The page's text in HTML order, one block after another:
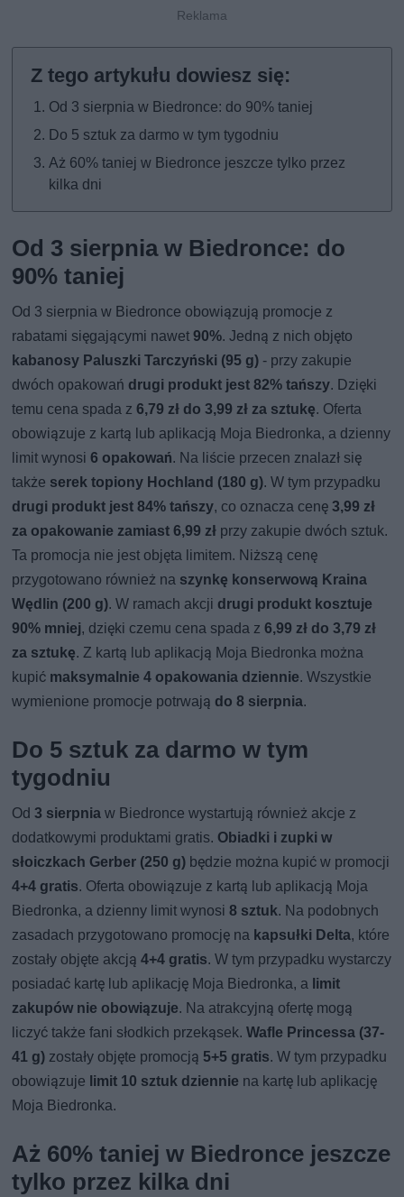
Od 3 sierpnia w Biedronce: do 90% taniej
Do 5 sztuk za darmo w tym tygodniu
Aż 60% taniej w Biedronce jeszcze tylko przez
kilka dni
Od 3 sierpnia w Biedronce: do
90% taniej
Od 3 sierpnia w Biedronce obowiązują promocje z
rabatami sięgającymi nawet90%. Jedną z nich objęto
kabanosy Paluszki Tarczyński (95 g) - przy zakupie
dwóch opakowań drugi produkt jest 82% tańszy. Dzięki
temu cena spada z6,79 zł do 3,99 zł za sztukę. Oferta
obowiązuje z kartą lub aplikacją Moja Biedronka, a dzienny
limit wynosi6 opakowań. Na liście przecen znalazł się
także serek topiony Hochland (180 g). W tym przypadku
drugi produkt jest 84% tańszy, co oznacza cenę3,99 zł
za opakowanie zamiast 6,99 zł przy zakupie dwóch sztuk.
Ta promocja nie jest objęta limitem. Niższą cenę
przygotowano również na szynkę konserwową Kraina
Wędlin (200 g). W ramach akcji drugi produkt kosztuje
90% mniej, dzięki czemu cena spada z6,99 zł do 3,79 zł
za sztukę. Z kartą lub aplikacją Moja Biedronka można
kupić maksymalnie 4 opakowania dziennie. Wszystkie
wymienione promocje potrwają do 8 sierpnia.
Do 5 sztuk za darmo w tym
tygodniu
Od3 sierpnia w Biedronce wystartują również akcje z
dodatkowymi produktami gratis. Obiadki i zupki w
słoiczkach Gerber (250 g) będzie można kupić w promocji
4+4 gratis. Oferta obowiązuje z kartą lub aplikacją Moja
Biedronka, a dzienny limit wynosi8 sztuk. Na podobnych
zasadach przygotowano promocję na kapsułki Delta, które
zostały objęte akcją4+4 gratis. W tym przypadku wystarczy
posiadać kartę lub aplikację Moja Biedronka, a limit
zakupów nie obowiązuje. Na atrakcyjną ofertę mogą
liczyć także fani słodkich przekąsek.Wafle Princessa (37-
41 g) zostały objęte promocją 5+5 gratis. W tym przypadku
obowiązuje limit 10 sztuk dziennie na kartę lub aplikację
Moja Biedronka.
Aż 60% taniej w Biedronce jeszcze
tylko przez kilka dni